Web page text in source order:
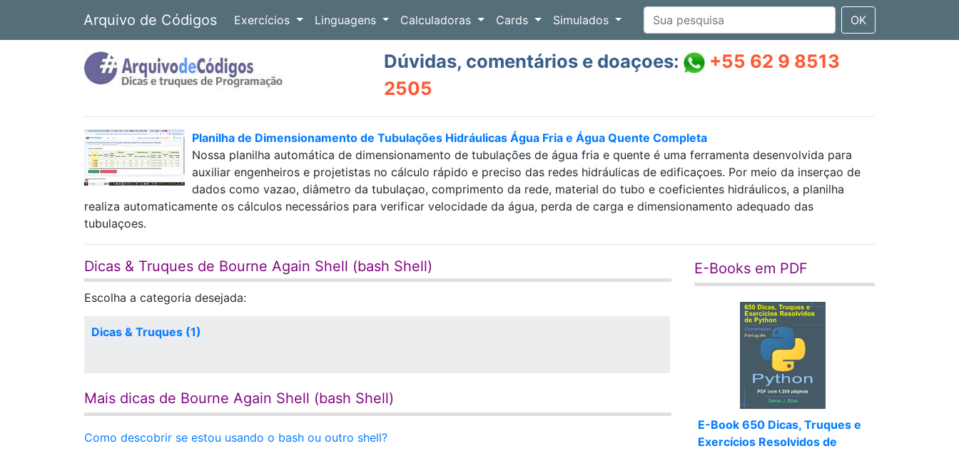
Arquivo de Códigos Exercícios Linguagens Calculadoras Cards Simulados OK
Dúvidas, comentários e doaçoes:
+55 62 9 8513
2505
Planilha de Dimensionamento de Tubulações Hidráulicas Água Fria e Água Quente Completa
Nossa planilha automática de dimensionamento de tubulações de água fria e quente é uma ferramenta desenvolvida para
auxiliar engenheiros e projetistas no cálculo rápido e preciso das redes hidráulicas de edificaçoes. Por meio da inserçao de
dados como vazao, diâmetro da tubulaçao, comprimento da rede, material do tubo e coeficientes hidráulicos, a planilha
realiza automaticamente os cálculos necessários para verificar velocidade da água, perda de carga e dimensionamento adequado das
tubulaçoes.
Dicas & Truques de Bourne Again Shell (bash Shell)
Escolha a categoria desejada:
Dicas & Truques (1)
Mais dicas de Bourne Again Shell (bash Shell)
Como descobrir se estou usando o bash ou outro shell?
E-Books em PDF
E-Book 650 Dicas, Truques e
Exercícios Resolvidos de